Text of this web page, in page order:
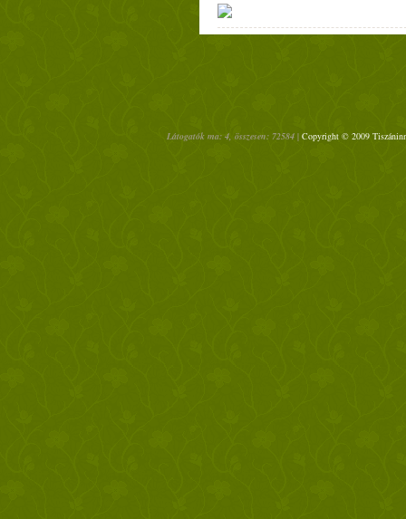
Látogatók ma: 4, összesen: 72584 | Copyright © 2009